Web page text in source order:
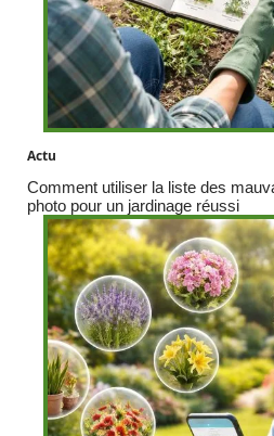
Actu
Comment utiliser la liste des
photo pour un jardinage réussi